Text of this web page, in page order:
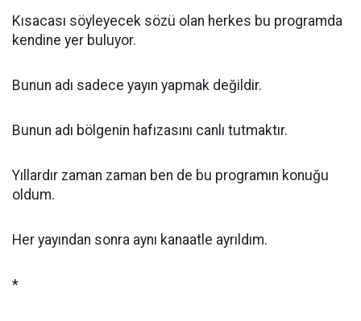
Kısacası söyleyecek sözü olan herkes bu programda
kendine yer buluyor.
Bunun adı sadece yayın yapmak değildir.
Bunun adı bölgenin hafızasını canlı tutmaktır.
Yıllardır zaman zaman ben de bu programın konuğu
oldum.
Her yayından sonra aynı kanaatle ayrıldım.
*